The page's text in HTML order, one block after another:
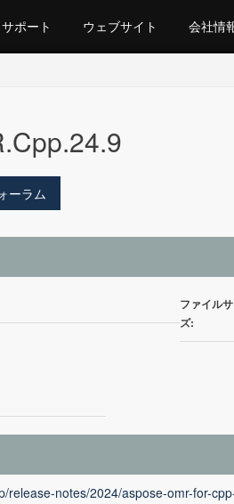
サポート ウェブサイト 会社情
ーラム
ファイル
ズ:
release-notes/2024/aspose-omr-for-